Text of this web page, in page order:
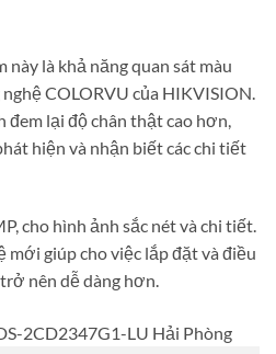
là khả năng quan sát màu
COLORVU của HIKVISION.
đem lại độ chân thật cao hơn,
hiện và nhận biết các chi tiết
cho hình ảnh sắc nét và chi tiết.
mới giúp cho việc lắp đặt và điều
nên dễ dàng hơn.